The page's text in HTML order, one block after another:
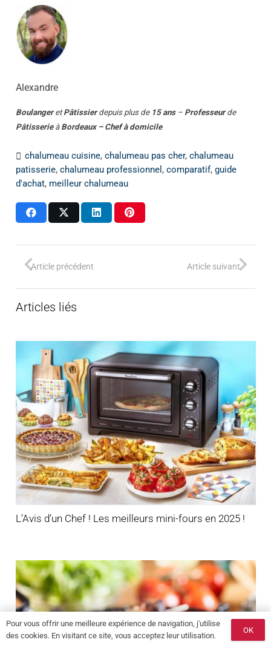
Alexandre
BoulangeretPâtissierdepuis plus de 15 ans– Professeurde
Pâtisserieà Bordeaux – Chef à domicile
chalumeau cuisine, chalumeau pas cher, chalumeau
patisserie, chalumeau professionnel , comparatif, guide
d'achat, meilleur chalumeau
Article précédent Article suivant
Articles liés
L’Avis d’un Chef ! Les meilleurs mini-fours en 2025 !
Pour vous offrir une meilleure expérience de navigation, j'utilise
des cookies. En visitant ce site, vous acceptez leur utilisation.
OK